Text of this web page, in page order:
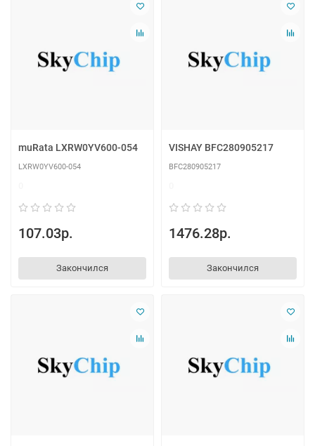
muRata LXRW0YV600-054
LXRW0YV600-054
107.03р.
Закончился
VISHAY BFC280905217
BFC280905217
1476.28р.
Закончился